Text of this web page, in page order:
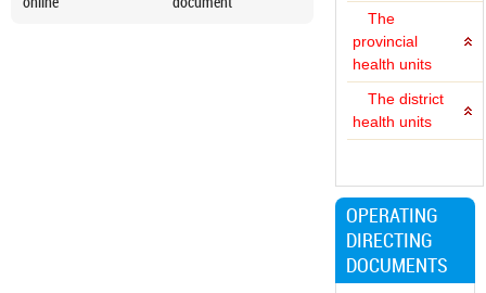
The
provincial
health units
The district
health units
OPERATING
DIRECTING
DOCUMENTS